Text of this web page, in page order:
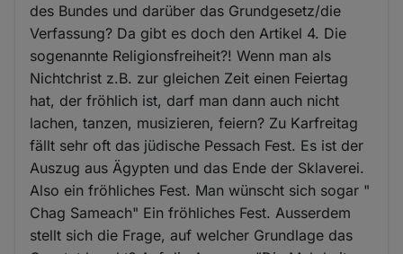
des Bundes und darüber das Grundgesetz/die
Verfassung? Da gibt es doch den Artikel 4. Die
sogenannte Religionsfreiheit?! Wenn man als
Nichtchrist z.B. zur gleichen Zeit einen Feiertag
hat, der fröhlich ist, darf man dann auch nicht
lachen, tanzen, musizieren, feiern? Zu Karfreitag
fällt sehr oft das jüdische Pessach Fest. Es ist der
Auszug aus Ägypten und das Ende der Sklaverei.
Also ein fröhliches Fest. Man wünscht sich sogar "
Chag Sameach" Ein fröhliches Fest. Ausserdem
stellt sich die Frage, auf welcher Grundlage das